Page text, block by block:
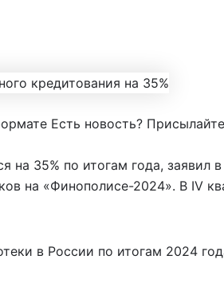
Есть новость?
на 35% по итогам года, заявил
на «Финополисе-2024». В IV
в России по итогам 2024